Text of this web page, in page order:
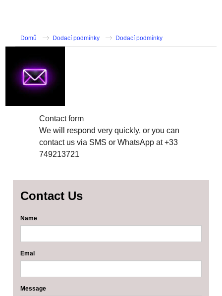
Domů Dodací podmínky Dodací podmínky
Contact form
We will respond very quickly, or you can
contact us via SMS or WhatsApp at +33
749213721
Contact Us
Name
Emal
Message